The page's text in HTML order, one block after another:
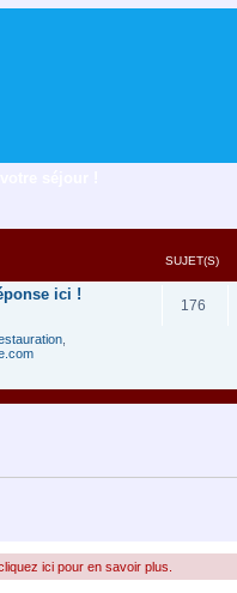
SUJET(S)
ici !
176
ici pour en savoir plus.